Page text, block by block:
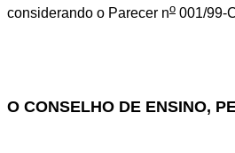
considerando o Parecer no 001/99-
O CONSELHO DE ENSINO,